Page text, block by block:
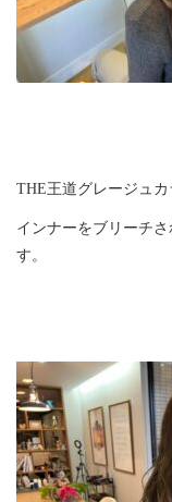
THE王道グレージュカ
インナーをブリーチ
す。